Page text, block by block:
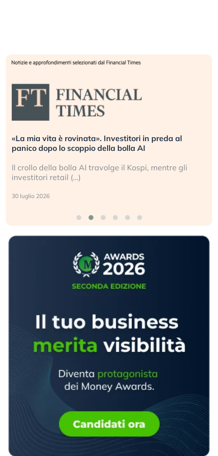
«La mia vita è rovinata». Investitori in preda al
panico dopo lo scoppio della bolla AI
Il crollo della bolla AI travolge il Kospi, mentre gli
investitori retail (…)
30 luglio 2026